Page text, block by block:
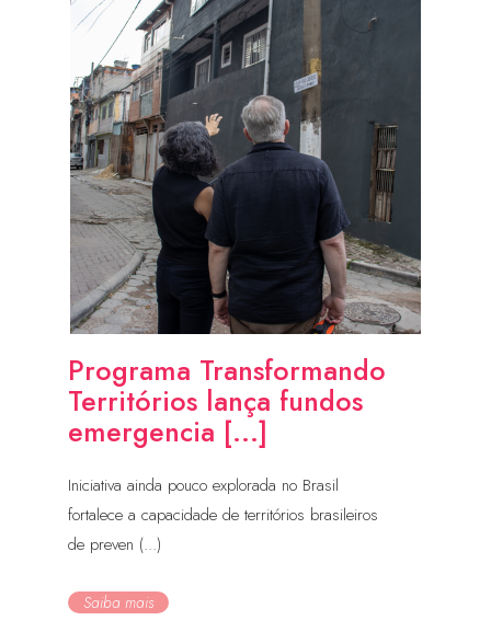
Programa Transformando
Territórios lança fundos
emergencia [...]
Iniciativa ainda pouco explorada no Brasil
fortalece a capacidade de territórios brasileiros
de preven (...)
Saiba mais